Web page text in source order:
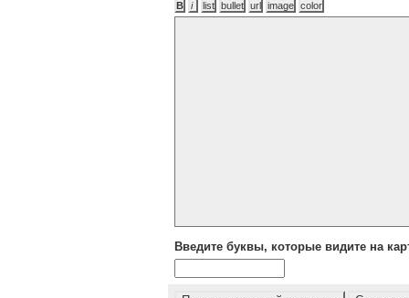
Введите буквы, которые видите на